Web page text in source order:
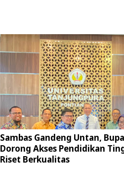
Sambas Gandeng Untan,
Dorong Akses Pendidikan
Riset Berkualitas